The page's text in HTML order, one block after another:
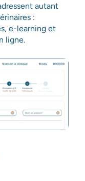
autant
:
e-learning et
ligne.